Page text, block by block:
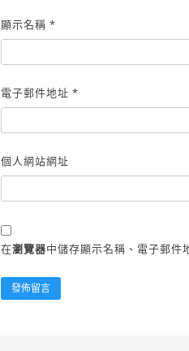
顯示名稱*
電子郵件地址*
個人網站網址
在瀏覽器中儲存顯示名稱、電子郵件